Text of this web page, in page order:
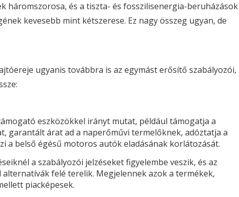
háromszorosa, és a tiszta- és fosszilisenergia-beruházások
kevesebb mint kétszerese. Ez nagy összeg ugyan, de
ugyanis továbbra is az egymást erősítő szabályozói,
eszközökkel irányt mutat, például támogatja a
garantált árat ad a naperőművi termelőknek, adóztatja a
a belső égésű motoros autók eladásának korlátozását.
a szabályozói jelzéseket figyelembe veszik, és az
felé terelik. Megjelennek azok a termékek,
piacképesek.